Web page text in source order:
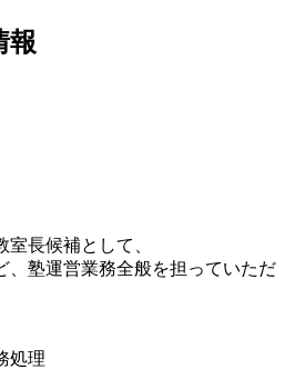
報
室長候補として、
、塾運営業務全般を担っていただ
処理